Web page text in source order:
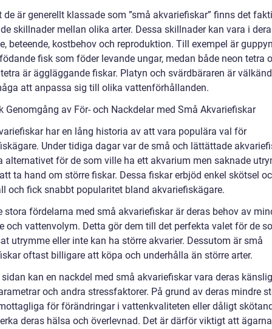
de är generellt klassade som ”små akvariefiskar” finns det
skillnader mellan olika arter. Dessa skillnader kan vara i
beteende, kostbehov och reproduktion. Till exempel är
fisk som föder levande ungar, medan både neon tetra
är äggläggande fiskar. Platyn och svärdbäraren är
att anpassa sig till olika vattenförhållanden.
Genomgång av För- och Nackdelar med Små Akvariefiskar
har en lång historia av att vara populära val för
Under tidiga dagar var de små och lättättade
alternativet för de som ville ha ett akvarium men saknade
ta hand om större fiskar. Dessa fiskar erbjöd enkel skötsel
och fick snabbt popularitet bland akvariefiskägare.
stora fördelarna med små akvariefiskar är deras behov av
och vattenvolym. Detta gör dem till det perfekta valet för de
utrymme eller inte kan ha större akvarier. Dessutom är små
oftast billigare att köpa och underhålla än större arter.
kan en nackdel med små akvariefiskar vara deras
och andra stressfaktorer. På grund av deras mindre
för förändringar i vattenkvaliteten eller dåligt
deras hälsa och överlevnad. Det är därför viktigt att